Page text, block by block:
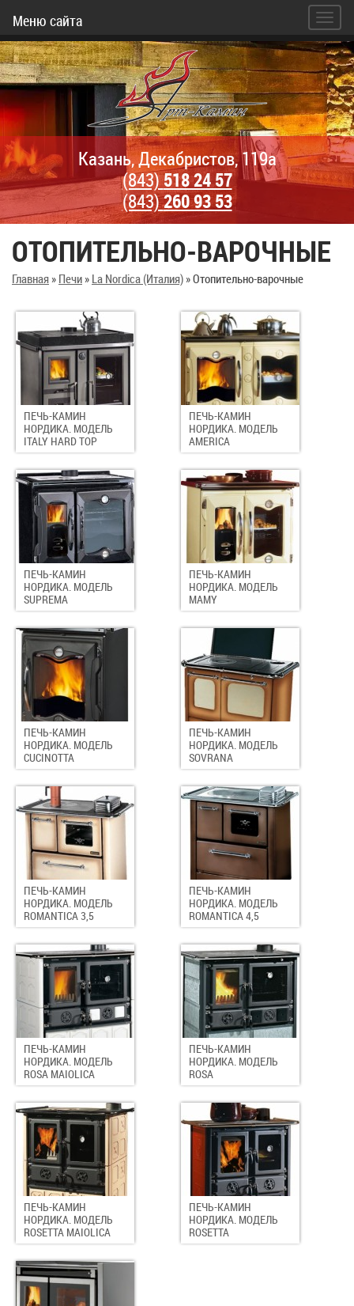
Меню сайта
Казань, Декабристов, 119а
(843)518 24 57
(843)260 93 53
ОТОПИТЕЛЬНО-ВАРОЧНЫЕ
Главная» Печи» La Nordica (Италия)»Отопительно-варочные
ПЕЧЬ-КАМИН
НОРДИКА. МОДЕЛЬ
ITALY HARD TOP
ПЕЧЬ-КАМИН
НОРДИКА. МОДЕЛЬ
AMERICA
ПЕЧЬ-КАМИН
НОРДИКА. МОДЕЛЬ
SUPREMA
ПЕЧЬ-КАМИН
НОРДИКА. МОДЕЛЬ
MAMY
ПЕЧЬ-КАМИН
НОРДИКА. МОДЕЛЬ
CUCINOTTA
ПЕЧЬ-КАМИН
НОРДИКА. МОДЕЛЬ
SOVRANA
ПЕЧЬ-КАМИН
НОРДИКА. МОДЕЛЬ
ROMANTICA 3,5
ПЕЧЬ-КАМИН
НОРДИКА. МОДЕЛЬ
ROMANTICA 4,5
ПЕЧЬ-КАМИН
НОРДИКА. МОДЕЛЬ
ROSA MAIOLICA
ПЕЧЬ-КАМИН
НОРДИКА. МОДЕЛЬ
ROSA
ПЕЧЬ-КАМИН
НОРДИКА. МОДЕЛЬ
ROSETTA MAIOLICA
ПЕЧЬ-КАМИН
НОРДИКА. МОДЕЛЬ
ROSETTA